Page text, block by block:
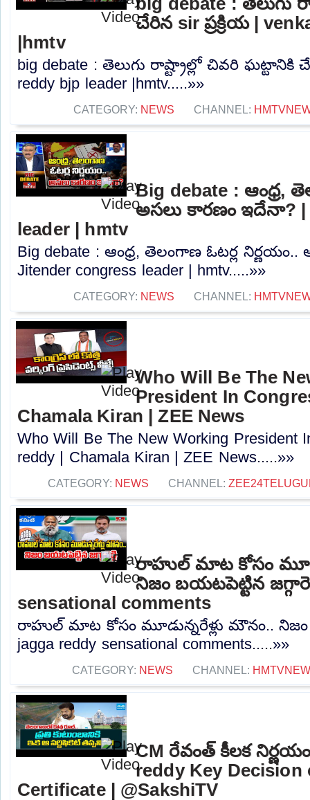
చేరిన sir ప్రక్రియ |
|hmtv
big debate : తెలుగు రాష్ట్రాల్లో చివరి ఘట్టానికి
reddy bjp leader |hmtv.....»»
CATEGORY: NEWS CHANNEL:
Big debate : ఆంధ్ర,
అసలు కారణం ఇదేనా? |
leader | hmtv
Big debate : ఆంధ్ర, తెలంగాణ ఓటర్ల
Jitender congress leader | hmtv.....»»
CATEGORY: NEWS CHANNEL:
Who Will Be The
President In
Chamala Kiran | ZEE News
Who Will Be The New Working President
reddy | Chamala Kiran | ZEE News.....»»
CATEGORY: NEWS CHANNEL:
రాహుల్ మాట కోసం
నిజం బయటపెట్టిన
sensational comments
రాహుల్ మాట కోసం మూడున్నరేళ్లు మౌనం.. నిజం
jagga reddy sensational comments.....»»
CATEGORY: NEWS CHANNEL:
CM రేవంత్ కీలక
reddy Key Decision
Certificate | @SakshiTV